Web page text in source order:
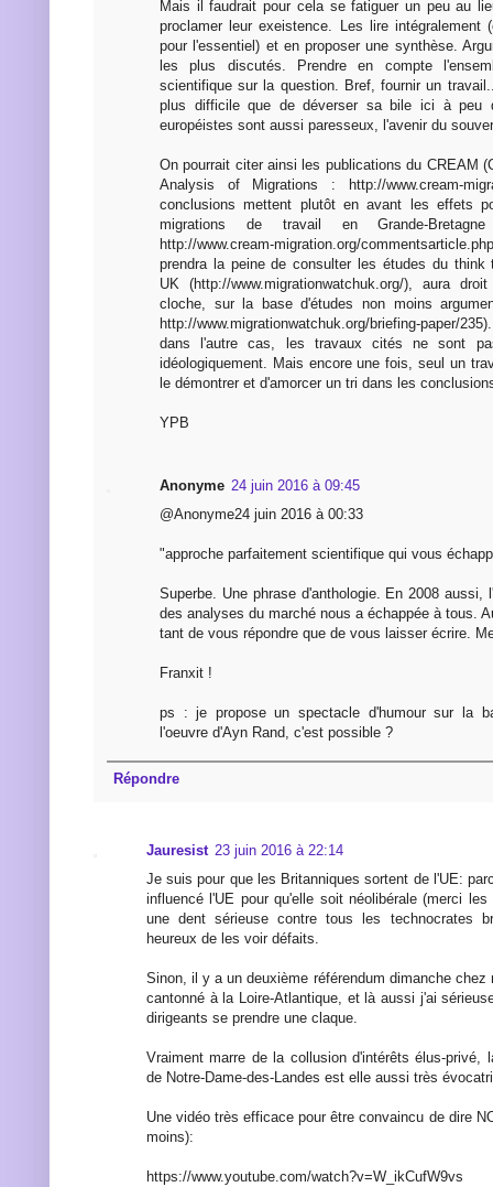
Mais il faudrait pour cela se fatiguer un peu au
proclamer leur exeistence. Les lire intégralement
pour l'essentiel) et en proposer une synthèse.
les plus discutés. Prendre en compte
scientifique sur la question. Bref, fournir un
plus difficile que de déverser sa bile ici à peu
européistes sont aussi paresseux, l'avenir du
On pourrait citer ainsi les publications du CREAM
Analysis of Migrations : http://www.cream-
conclusions mettent plutôt en avant les effets
migrations de travail en Grande-
http://www.cream-migration.org/
prendra la peine de consulter les études du think
UK (http://www.migrationwatchuk.org/), aura
cloche, sur la base d'études non moins
http://www.migrationwatchuk.org/briefing-paper/
dans l'autre cas, les travaux cités ne sont
idéologiquement. Mais encore une fois, seul un
le démontrer et d'amorcer un tri dans les
YPB
Anonyme 24 juin 2016 à 09:45
@Anonyme24 juin 2016 à 00:33
"approche parfaitement scientifique qui vous
Superbe. Une phrase d'anthologie. En 2008 aussi,
des analyses du marché nous a échappée à tous.
tant de vous répondre que de vous laisser écrire.
Franxit !
ps : je propose un spectacle d'humour sur la
l'oeuvre d'Ayn Rand, c'est possible ?
Répondre
Jauresist 23 juin 2016 à 22:14
Je suis pour que les Britanniques sortent de l'UE:
influencé l'UE pour qu'elle soit néolibérale (merci
une dent sérieuse contre tous les technocrates
heureux de les voir défaits.
Sinon, il y a un deuxième référendum dimanche chez
cantonné à la Loire-Atlantique, et là aussi j'ai
dirigeants se prendre une claque.
Vraiment marre de la collusion d'intérêts élus-privé,
de Notre-Dame-des-Landes est elle aussi très
Une vidéo très efficace pour être convaincu de dire
moins):
https://www.youtube.com/watch?v=W_ikCufW9vs